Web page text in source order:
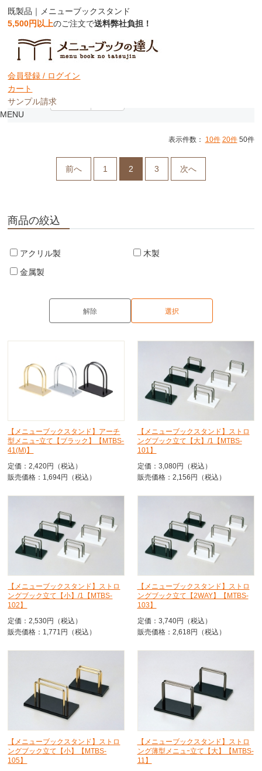
既製品｜メニューブックスタンド
5,500円以上のご注文で送料弊社負担！
会員登録 / ログイン
カート
サンプル請求
MENU
メニューブックスタンド
並び順：
表示件数： 10件 20件50件
前へ 1 2 3 次へ
商品の絞込
アクリル製
木製
金属製
【メニューブックスタンド】アーチ
型メニュｰ立て【ブラック】【MTBS-
41(M)】
定価：2,420円（税込）
販売価格：1,694円（税込）
【メニューブックスタンド】ストロ
ングブック立て【大】/1【MTBS-
101】
定価：3,080円（税込）
販売価格：2,156円（税込）
【メニューブックスタンド】ストロ
ングブック立て【小】/1【MTBS-
102】
定価：2,530円（税込）
販売価格：1,771円（税込）
【メニューブックスタンド】ストロ
ングブック立て【2WAY】【MTBS-
103】
定価：3,740円（税込）
販売価格：2,618円（税込）
【メニューブックスタンド】ストロ
ングブック立て【小】【MTBS-
105】
【メニューブックスタンド】ストロ
ング薄型メニュｰ立て【大】【MTBS-
11】